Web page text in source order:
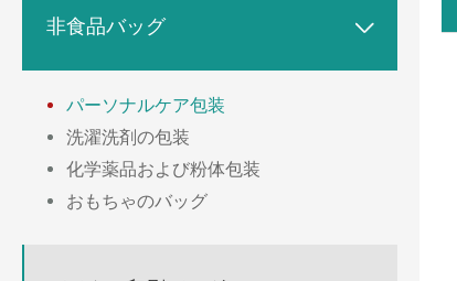
非食品バッグ 
パーソナルケア包装
洗濯洗剤の包装
化学薬品および粉体包装
おもちゃのバッグ